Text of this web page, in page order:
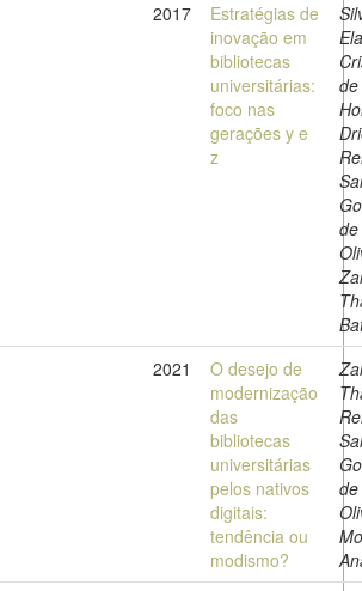
2017
Estratégias de
inovação em
bibliotecas
universitárias:
foco nas
gerações y e
z
de
2021
O desejo de
modernização
das
bibliotecas
universitárias
pelos nativos
digitais:
tendência ou
modismo?
de